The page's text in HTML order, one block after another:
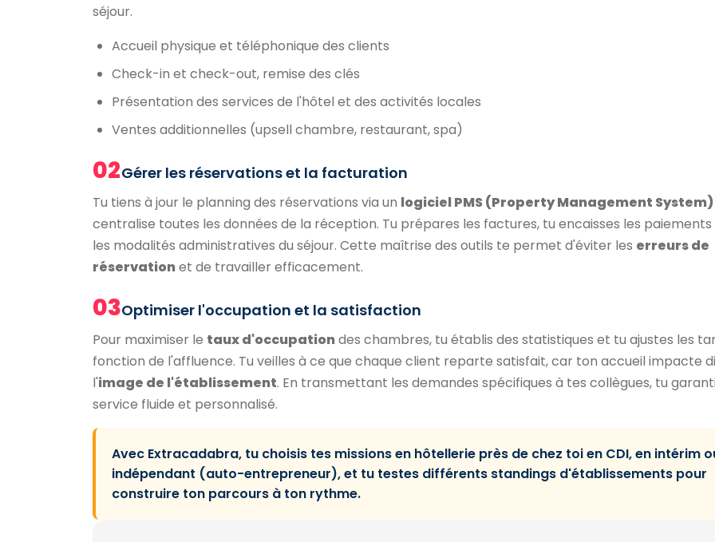
séjour.
Accueil physique et téléphonique des clients
Check-in et check-out, remise des clés
Présentation des services de l'hôtel et des activités locales
Ventes additionnelles (upsell chambre, restaurant, spa)
02Gérer les réservations et la facturation
Tu tiens à jour le planning des réservations via un logiciel PMS (Property Management System)
centralise toutes les données de la réception. Tu prépares les factures, tu encaisses les
les modalités administratives du séjour. Cette maîtrise des outils te permet d'éviter les erreurs de
réservationet de travailler efficacement.
03Optimiser l'occupation et la satisfaction
Pour maximiser le taux d'occupationdes chambres, tu établis des statistiques et tu ajustes les
fonction de l'affluence. Tu veilles à ce que chaque client reparte satisfait, car ton accueil impacte
l'image de l'établissement. En transmettant les demandes spécifiques à tes collègues, tu
service fluide et personnalisé.
Avec Extracadabra, tu choisis tes missions en hôtellerie près de chez toi en CDI, en intérim
indépendant (auto-entrepreneur), et tu testes différents standings d'établissements pour
construire ton parcours à ton rythme.